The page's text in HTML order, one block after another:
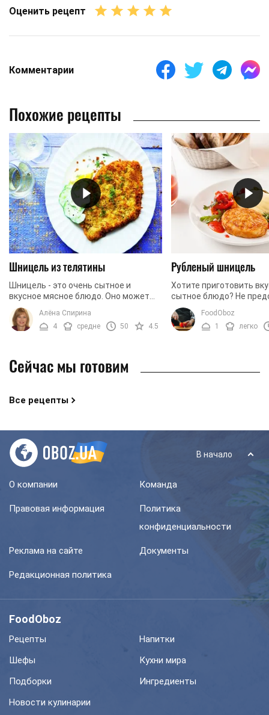
Оценить рецепт
Комментарии
Похожие рецепты
Шницель из телятины
Шницель - это очень сытное и
вкусное мясное блюдо. Оно может
прекрасно смаковать как основное
или удачно сочетаться с любым
гарниром. Мы приготовим ...
Алёна Спирина
4
средне 50 4.5
Рубленый шницель
Хотите приготовить
сытное блюдо? Не
своей жизни без мяса?
порадовать себя и
только вкусным, но и ...
FoodOboz
1
легко
Сейчас мы готовим
Все рецепты
В начало
О компании Команда
Правовая информация
Политика
конфиденциальности
Реклама на сайте Документы
Редакционная политика
FoodOboz
Рецепты
Напитки
Шефы
Кухни мира
Подборки
Ингредиенты
Новости кулинарии